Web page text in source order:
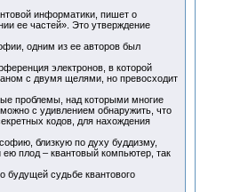
информатики, пишет о
ее частей». Это утверждение
одним из ее авторов был
электронов, в которой
с двумя щелями, но превосходит
проблемы, над которыми многие
с удивлением обнаружить, что
кодов, для нахождения
близкую по духу буддизму,
плод – квантовый компьютер, так
будущей судьбе квантового